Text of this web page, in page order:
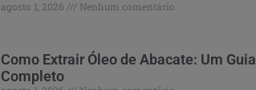
agosto 1, 2026 Nenhum comentário
Como Extrair Óleo de Abacate: Um Guia
Completo